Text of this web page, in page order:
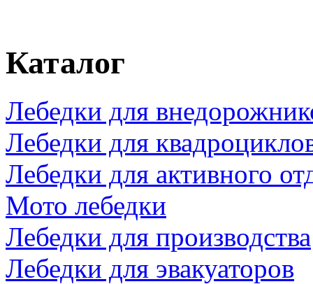
Каталог
Лебедки для
Лебедки для
Лебедки для активного
Мото лебедки
Лебедки для производства
Лебедки для эвакуаторов